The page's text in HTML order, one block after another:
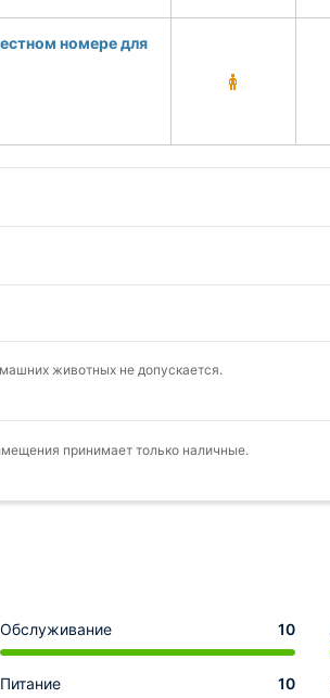
номере для
животных не допускается.
принимает только наличные.
Обслуживание 10
Питание 10